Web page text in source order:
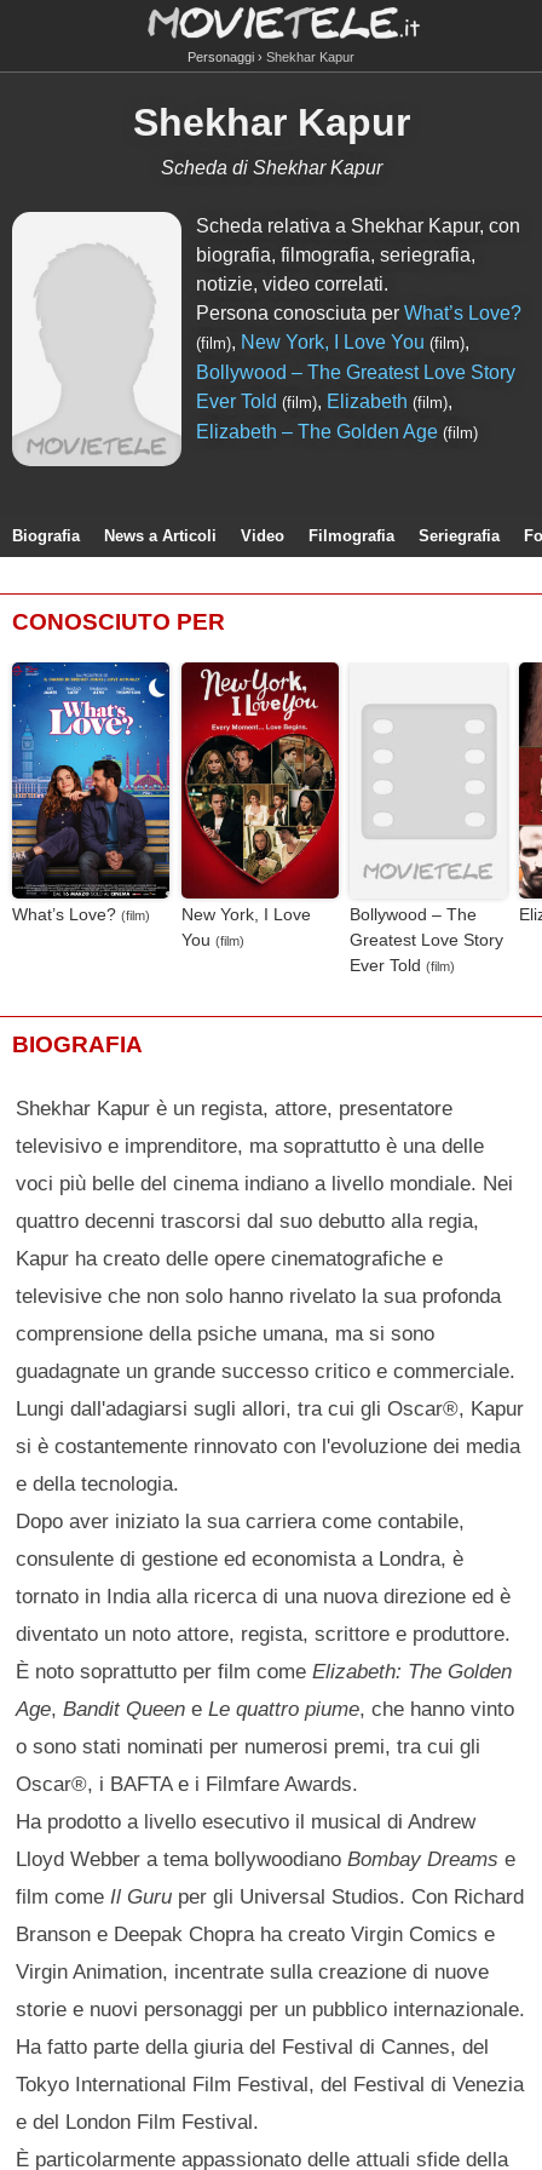
Personaggi Shekhar Kapur
Shekhar Kapur
Scheda di Shekhar Kapur
Scheda relativa a Shekhar Kapur, con
biografia, filmografia, seriegrafia,
notizie, video correlati.
Persona conosciuta perWhat’s Love?
(film), New York, I Love You (film),
Bollywood – The Greatest Love Story
Ever Told (film), Elizabeth (film),
Elizabeth – The Golden Age (film)
Biografia News a Articoli Video Filmografia Seriegrafia
CONOSCIUTO PER
What’s Love? (film)
New York, I Love
You (film)
Bollywood – The
Greatest Love Story
Ever Told (film)
BIOGRAFIA
Shekhar Kapur è un regista, attore, presentatore
televisivo e imprenditore, ma soprattutto è una delle
voci più belle del cinema indiano a livello mondiale. Nei
quattro decenni trascorsi dal suo debutto alla regia,
Kapur ha creato delle opere cinematografiche e
televisive che non solo hanno rivelato la sua profonda
comprensione della psiche umana, ma si sono
guadagnate un grande successo critico e commerciale.
Lungi dall'adagiarsi sugli allori, tra cui gli Oscar®, Kapur
si è costantemente rinnovato con l'evoluzione dei media
e della tecnologia.
Dopo aver iniziato la sua carriera come contabile,
consulente di gestione ed economista a Londra, è
tornato in India alla ricerca di una nuova direzione ed è
diventato un noto attore, regista, scrittore e produttore.
È noto soprattutto per film comeElizabeth: The Golden
Age,Bandit Queen eLe quattro piume, che hanno vinto
o sono stati nominati per numerosi premi, tra cui gli
Oscar®, i BAFTA e i Filmfare Awards.
Ha prodotto a livello esecutivo il musical di Andrew
Lloyd Webber a tema bollywoodianoBombay Dreams e
film come Il Guru per gli Universal Studios. Con Richard
Branson e Deepak Chopra ha creato Virgin Comics e
Virgin Animation, incentrate sulla creazione di nuove
storie e nuovi personaggi per un pubblico internazionale.
Ha fatto parte della giuria del Festival di Cannes, del
Tokyo International Film Festival, del Festival di Venezia
e del London Film Festival.
È particolarmente appassionato delle attuali sfide della